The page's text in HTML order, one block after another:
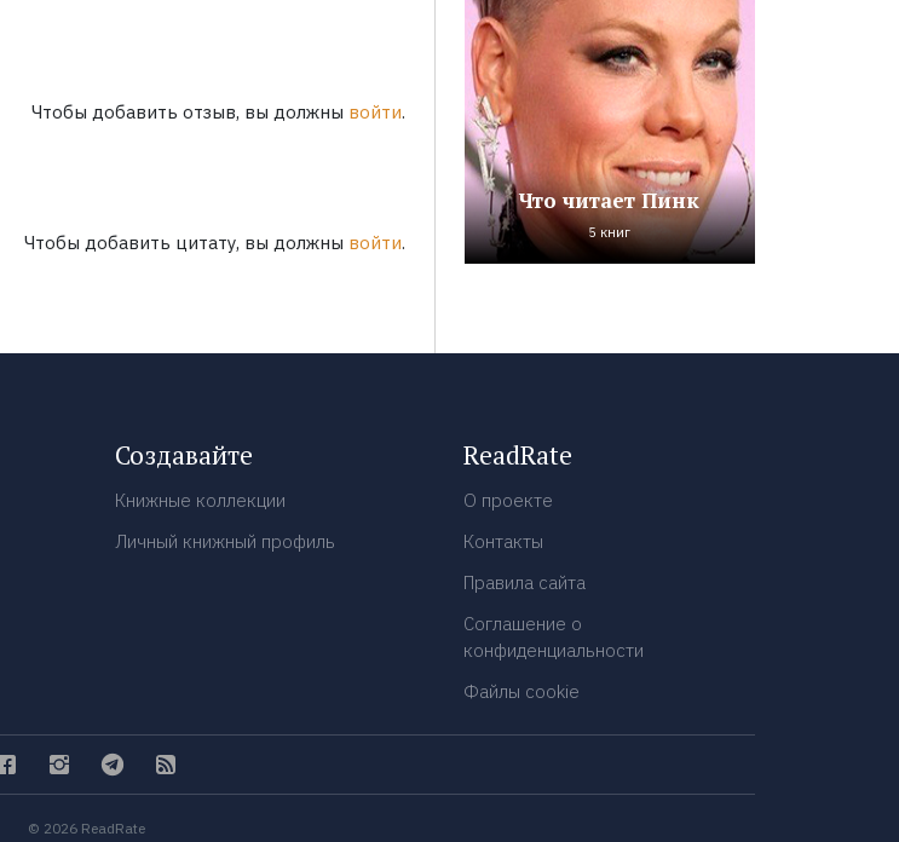
Чтобы добавить отзыв, вы должны войти.
Чтобы добавить цитату, вы должны войти.
Что читает Пинк
5 книг
Создавайте
Книжные коллекции
Личный книжный профиль
ReadRate
О проекте
Контакты
Правила сайта
Соглашение о
конфиденциальности
Файлы cookie
© 2026 ReadRate